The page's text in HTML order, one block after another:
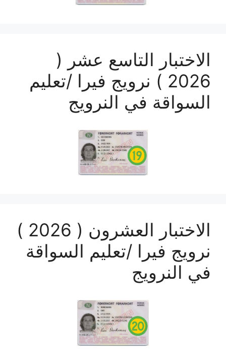
الاختبار التاسع عشر (
2026 ) نرويج فيرا /تعليم
السواقة في النرويج
الاختبار العشرون ( 2026 )
نرويج فيرا /تعليم السواقة
في النرويج